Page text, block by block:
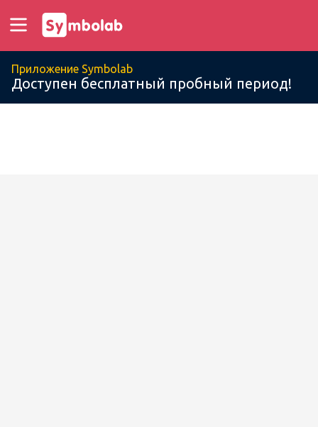
Приложение Symbolab
Доступен бесплатный пробный период!